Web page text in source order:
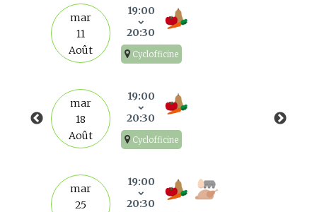
mar
11
Août
19:00
20:30
Cyclofficine
mar
18
Août
19:00
20:30
Cyclofficine
mar
25
19:00
20:30